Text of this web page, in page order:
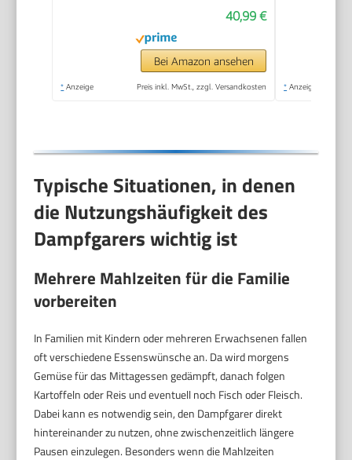
Deckel zum Garen von
Gemüse,
Meeresfrüchten,
Suppen, Eintöpfen
40,99 €
Bei Amazon ansehen
* Anzeige Preis inkl. MwSt., zzgl. Versandkosten * Anzeige
Typische Situationen, in denen
die Nutzungshäufigkeit des
Dampfgarers wichtig ist
Mehrere Mahlzeiten für die Familie
vorbereiten
In Familien mit Kindern oder mehreren Erwachsenen fallen
oft verschiedene Essenswünsche an. Da wird morgens
Gemüse für das Mittagessen gedämpft, danach folgen
Kartoffeln oder Reis und eventuell noch Fisch oder Fleisch.
Dabei kann es notwendig sein, den Dampfgarer direkt
hintereinander zu nutzen, ohne zwischenzeitlich längere
Pausen einzulegen. Besonders wenn die Mahlzeiten